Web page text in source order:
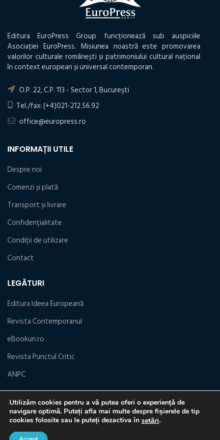
Editura EuroPress Group funcționează sub auspiciile
Asociației EuroPress. Misiunea noastră este promovarea
valorilor culturale românești și patrimoniului cultural național
în context european și universal contemporan.
O.P. 22, C.P. 113 - Sector 1, Bucureşti
Tel./fax: (+4)021-212.56.92
office@europress.ro
INFORMAȚII UTILE
Despre noi
Comenzi și plată
Transport și livrare
Confidențialitate
Condiţii de utilizare
Contact
LEGĂTURI
Editura Ideea Europeană
Revista Contemporanul
eBookuri.ro
Revista Punctul Critic
ANPC
EUROPRESS GROUP 2023 DEZVOLTAT DEWEBGRAPHIC.RO& OPTIMIZAT DE
SEM.
Utilizăm cookies pentru a vă putea oferi o experiență de
navigare optimă. Puteți afla mai multe despre fișierele de tip
cookies folosite sau le puteți dezactiva în setări.